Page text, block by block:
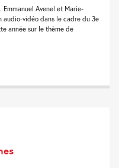
Emmanuel Avenel et Marie-
audio-vidéo dans le cadre du 3e
année sur le thème de